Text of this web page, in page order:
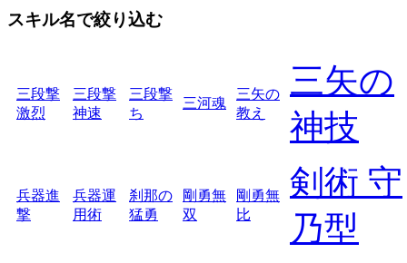
スキル名で絞り込む
三段撃
激烈
三段撃
神速
三段撃
ち
三河魂
三矢の
教え
三矢の
神技
兵器進
撃
兵器運
用術
刹那の
猛勇
剛勇無
双
剛勇無
比
剣術 守
乃型